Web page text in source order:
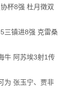
杯8强 杜月徵双
三镇进8强 克雷桑
牛 阿苏埃3射1传
为 张玉宁、贾非